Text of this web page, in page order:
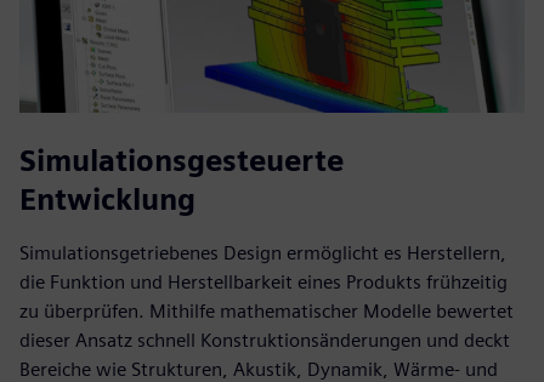
Simulationsgesteuerte
Entwicklung
Simulationsgetriebenes Design ermöglicht es Herstellern,
die Funktion und Herstellbarkeit eines Produkts frühzeitig
zu überprüfen. Mithilfe mathematischer Modelle bewertet
dieser Ansatz schnell Konstruktionsänderungen und deckt
Bereiche wie Strukturen, Akustik, Dynamik, Wärme- und